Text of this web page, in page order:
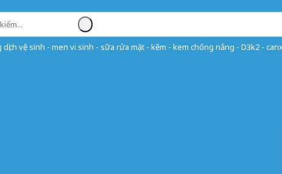
dịch vệ sinh - men vi sinh - sữa rửa mặt - kẽm - kem chống nắng - D3k2 -